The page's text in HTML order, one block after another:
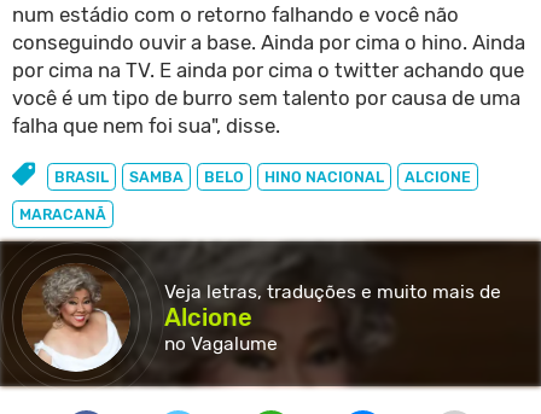
num estádio com o retorno falhando e você não
conseguindo ouvir a base. Ainda por cima o hino. Ainda
por cima na TV. E ainda por cima o twitter achando que
você é um tipo de burro sem talento por causa de uma
falha que nem foi sua", disse.
BRASIL SAMBA BELO HINO NACIONAL ALCIONE
MARACANÃ
Veja letras, traduções e muito mais de
Alcione
no Vagalume